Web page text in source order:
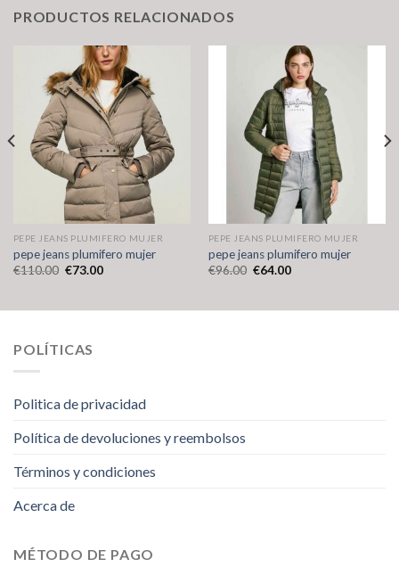
PRODUCTOS RELACIONADOS
PEPE JEANS PLUMIFERO MUJER
pepe jeans plumifero mujer
€110.00 €73.00
PEPE JEANS PLUMIFERO MUJER
pepe jeans plumifero mujer
€96.00 €64.00
POLÍTICAS
Politica de privacidad
Política de devoluciones y reembolsos
Términos y condiciones
Acerca de
MÉTODO DE PAGO